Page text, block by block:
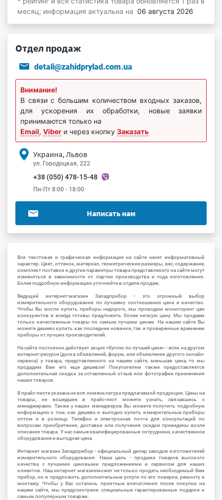
месяц; информация актуальна на 06 августа 2026
Отдел продаж
detali@zahidprylad.com.ua
Внимание!
В связи с большим количеством входных заказов,
для ускорения их обработки, новые заявки
принимаются только на
Email, Viber и через кнопку Заказать
Украина, Львов
ул. Городоцкая, 222
+38 (050) 478-15-48
Пн-Пт 8:00 - 18:00
Написать нам
Вся текстовая и графическая информация на сайте несет информативный
характер. Цвет, оттенок, материал, геометрические размеры, вес, содержание,
комплект поставки и другие параметры товара представленого на сайте могут
изменяться в зависимости от партии производства и года изготовления.
Более подробную информацию уточняйте в отделе продаж.
Ведущий интернет-магазин Западприбор - это огромный выбор
измерительного оборудования по лучшему соотношению цена и качество.
Чтобы Вы могли купить приборы недорого, мы проводим мониторинг цен
конкурентов и всегда готовы предложить более низкую цену. Мы продаем
только качественные товары по самым лучшим ценам. На нашем сайте Вы
можете дешево купить как последние новинки, так и проверенные временем
приборы от лучших производителей.
На сайте постоянно действует акция «Куплю по лучшей цене» - если на другом
интернет-ресурсе (доска объявлений, форум, или объявление другого онлайн-
сервиса) у товара, представленного на нашем сайте, меньшая цена, то мы
продадим Вам его еще дешевле! Покупателям также предоставляется
дополнительная скидка за оставленный отзыв или фотографии применения
наших товаров.
В прайс-листе указана не вся номенклатура предлагаемой продукции. Цены на
товары, не вошедшие в прайс-лист можете узнать, связавшись с
менеджерами. Также у наших менеджеров Вы можете получить подробную
информацию о том, как дешево и выгодно купить измерительные приборы
оптом и в розницу. Телефон и электронная почта для консультаций по
вопросам приобретения, доставки или получения скидки приведены возле
описания товара. У нас самые квалифицированные сотрудники, качественное
оборудование и выгодная цена.
Интернет магазин Западприбор - официальный дилер заводов изготовителей
измерительного оборудования. Наша цель - продажа товаров высокого
качества с лучшими ценовыми предложениями и сервисом для наших
клиентов. Наш интернет магазинможет не только продать необходимый Вам
прибор, но и предложить дополнительные услуги по его поверке, ремонту и
монтажу. Чтобы у Вас остались приятные впечатления после покупки на
нашем сайте, мы предусмотрели специальные гарантированные подарки к
самым популярным товарам.